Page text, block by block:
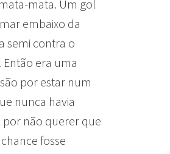
mata. Um gol
embaixo da
semi contra o
Então era uma
por estar num
nunca havia
por não querer que
fosse